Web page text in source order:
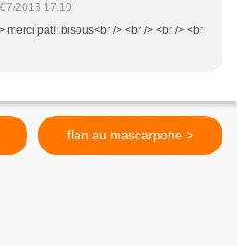
2013 17:10
merci pat!! bisous<br /> <br /> <br /> <br
flan au mascarpone >